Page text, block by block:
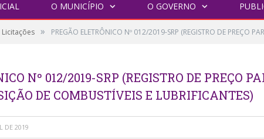
O MUNICÍPIO O GOVERNO
Licitações » PREGÃO ELETRÔNICO Nº 012/2019-SRP (REGISTRO DE PREÇO
Nº 012/2019-SRP (REGISTRO DE PREÇO
DE COMBUSTÍVEIS E LUBRIFICANTES)
DE 2019